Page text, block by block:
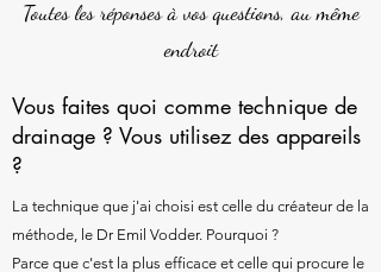
Toutes les réponses à vos questions, au même
endroit
Vous faites quoi comme technique de
drainage ? Vous utilisez des appareils
?
La technique que j'ai choisi est celle du créateur de la
méthode, le Dr Emil Vodder. Pourquoi ?
Parce que c'est la plus efficace et celle qui procure le